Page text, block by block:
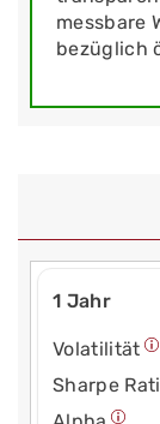
messbare
bezüglich
1 Jahr
Volatilität
Sharpe